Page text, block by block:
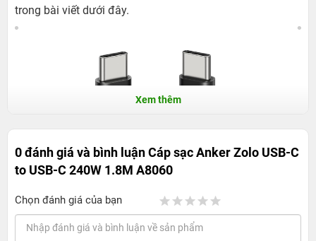
trong bài viết dưới đây.
Xem thêm
0 đánh giá và bình luậnCáp sạc Anker Zolo USB-C
to USB-C 240W 1.8M A8060
Chọn đánh giá của bạn